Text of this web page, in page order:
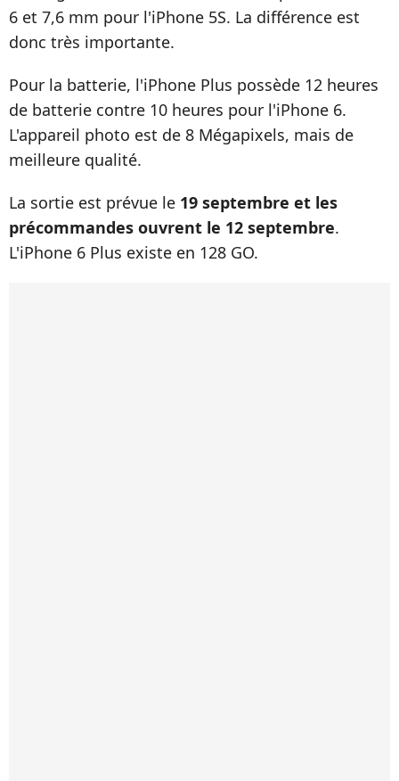
6 et 7,6 mm pour l'iPhone 5S. La différence est
donc très importante.
Pour la batterie, l'iPhone Plus possède 12 heures
de batterie contre 10 heures pour l'iPhone 6.
L'appareil photo est de 8 Mégapixels, mais de
meilleure qualité.
La sortie est prévue le 19 septembre et les
précommandes ouvrent le 12 septembre.
L'iPhone 6 Plus existe en 128 GO.